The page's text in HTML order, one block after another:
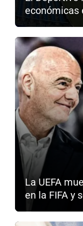
económicas
La UEFA
en la FIFA y